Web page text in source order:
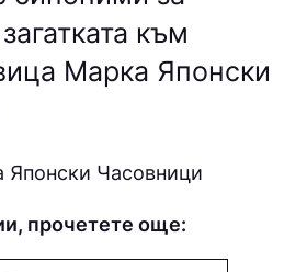
към
Марка Японски
Часовници
прочетете още: